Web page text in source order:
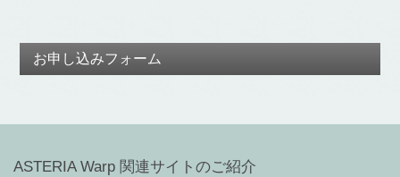
お申し込みフォーム
ASTERIA Warp 関連サイトのご紹介